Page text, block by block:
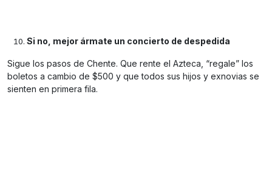
Si no, mejor ármate un concierto de despedida
Sigue los pasos de Chente. Que rente el Azteca, “regale” los
boletos a cambio de $500 y que todos sus hijos y exnovias se
sienten en primera fila.